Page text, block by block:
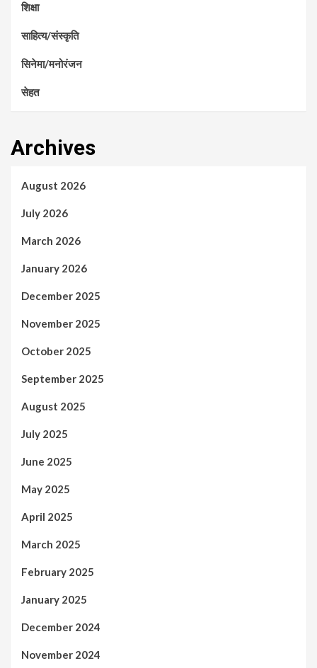
शिक्षा
साहित्य/संस्कृति
सिनेमा/मनोरंजन
सेहत
Archives
August 2026
July 2026
March 2026
January 2026
December 2025
November 2025
October 2025
September 2025
August 2025
July 2025
June 2025
May 2025
April 2025
March 2025
February 2025
January 2025
December 2024
November 2024